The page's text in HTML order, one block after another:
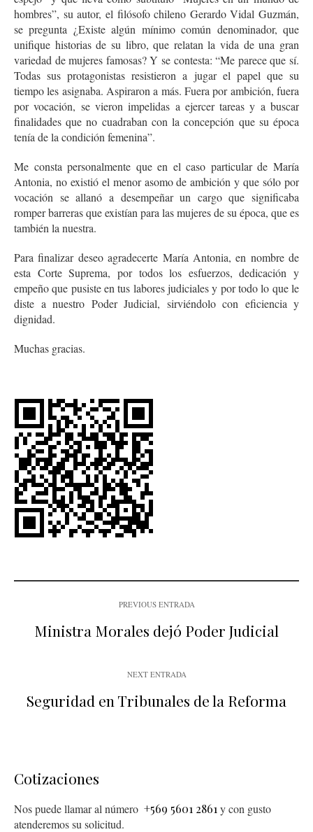
hombres”, su autor, el filósofo chileno Gerardo Vidal Guzmán,
se pregunta ¿Existe algún mínimo común denominador, que
unifique historias de su libro, que relatan la vida de una gran
variedad de mujeres famosas? Y se contesta: “Me parece que sí.
Todas sus protagonistas resistieron a jugar el papel que su
tiempo les asignaba. Aspiraron a más. Fuera por ambición, fuera
por vocación, se vieron impelidas a ejercer tareas y a buscar
finalidades que no cuadraban con la concepción que su época
tenía de la condición femenina”.
Me consta personalmente que en el caso particular de María
Antonia, no existió el menor asomo de ambición y que sólo por
vocación se allanó a desempeñar un cargo que significaba
romper barreras que existían para las mujeres de su época, que es
también la nuestra.
Para finalizar deseo agradecerte María Antonia, en nombre de
esta Corte Suprema, por todos los esfuerzos, dedicación y
empeño que pusiste en tus labores judiciales y por todo lo que le
diste a nuestro Poder Judicial, sirviéndolo con eficiencia y
dignidad.
Muchas gracias.
PREVIOUS ENTRADA
Ministra Morales dejó Poder Judicial
NEXT ENTRADA
Seguridad en Tribunales de la Reforma
Cotizaciones
Nos puede llamar al número +569 5601 2861 y con gusto
atenderemos su solicitud.